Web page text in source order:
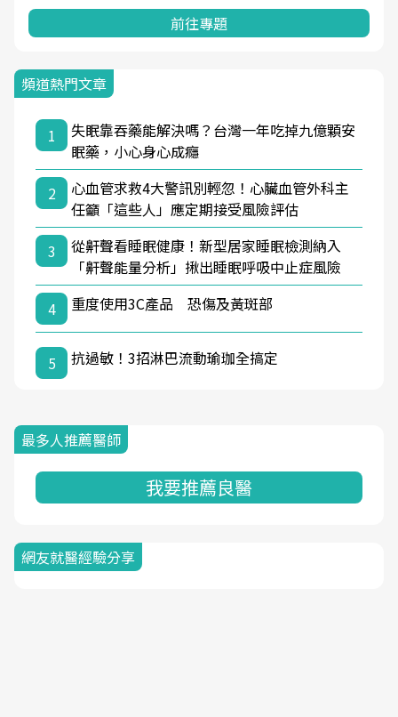
前往專題
頻道熱門文章
1
失眠靠吞藥能解決嗎？台灣一年吃掉九億顆安
眠藥，小心身心成癮
2
心血管求救4大警訊別輕忽！心臟血管外科主
任籲「這些人」應定期接受風險評估
3
從鼾聲看睡眠健康！新型居家睡眠檢測納入
「鼾聲能量分析」揪出睡眠呼吸中止症風險
4
重度使用3C產品 恐傷及黃斑部
5 抗過敏！3招淋巴流動瑜珈全搞定
最多人推薦醫師
我要推薦良醫
網友就醫經驗分享